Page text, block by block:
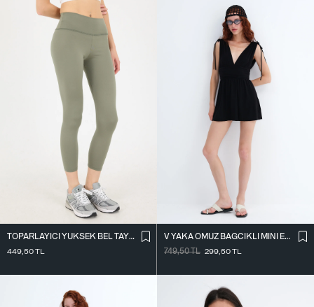
TOPARLAYICI YÜKSEK BEL TAYT TYT4000-R11
449,50TL
V YAKA OMUZ BAĞCIKLI MINI ELBISE E3394
749,50TL 299,50TL